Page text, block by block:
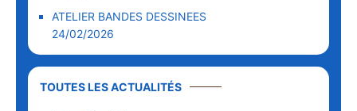
ATELIER BANDES DESSINEES
24/02/2026
TOUTES LES ACTUALITÉS